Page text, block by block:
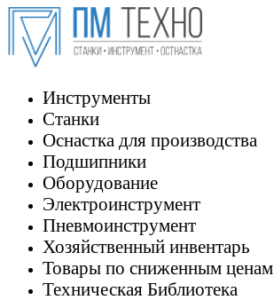
Инструменты
Станки
Оснастка для производства
Подшипники
Оборудование
Электроинструмент
Пневмоинструмент
Хозяйственный инвентарь
Товары по сниженным ценам
Техническая Библиотека